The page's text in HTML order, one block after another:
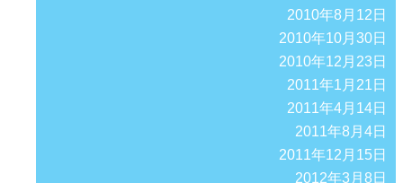
2010年8月12日
2010年10月30日
2010年12月23日
2011年1月21日
2011年4月14日
2011年8月4日
2011年12月15日
2012年3月8日